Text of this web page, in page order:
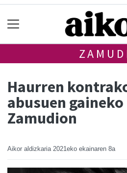
Haurren
abusuen
Zamudion
Aikor aldizkaria 2021eko ekainaren 8a